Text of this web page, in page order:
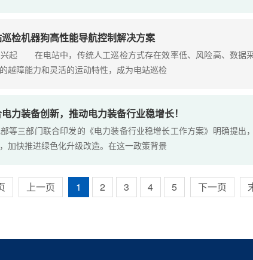
检机器狗高性能导航控制解决方案
起 在电站中，传统人工巡检方式存在效率低、风险高、数据
越障能力和灵活的运动特性，成为电站巡检
力装备创新，推动电力装备行业稳增长！
等三部门联合印发的《电力装备行业稳增长工作方案》明确提出
加快推进绿色化升级改造。在这一政策背景
上一页 1 2 3 4 5 下一页